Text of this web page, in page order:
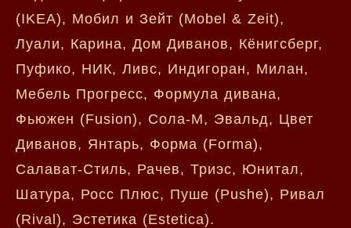
(IKEA), Мобил и Зейт (Mobel & Zeit),
Луали, Карина, Дом Диванов, Кёнигсберг,
Пуфико, НИК, Ливс, Индигоран, Милан,
Мебель Прогресс, Формула дивана,
Фьюжен (Fusion), Сола-М, Эвальд, Цвет
Диванов, Янтарь, Форма (Forma),
Салават-Стиль, Рачев, Триэс, Юнитал,
Шатура, Росс Плюс, Пуше (Pushe), Ривал
(Rival), Эстетика (Estetica).